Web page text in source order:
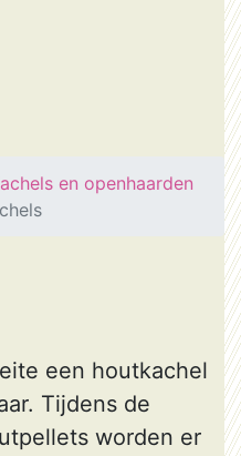
en openhaarden
een houtkachel
Tijdens de
worden er